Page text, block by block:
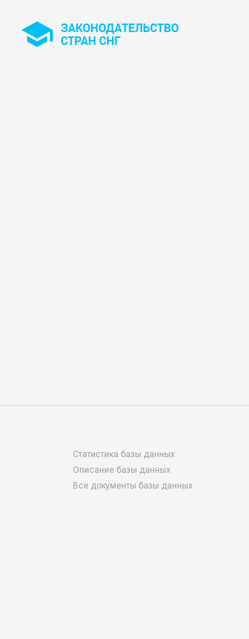
Статистика базы данных
Описание базы данных
Все документы базы данных